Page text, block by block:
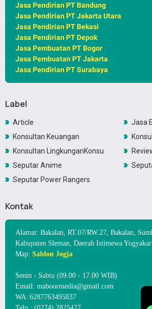
Jasa Pendirian PT Bandung
Jasa Pendirian PT Jakarta Utara
Jasa Pendirian PT Bekasi
Jasa Pendirian PT Depok
Jasa Pembuatan PT Bogor
Jasa Pembuatan PT Jakarta
Jasa Pendirian PT Surabaya
Label
Article
Jasa
Konsultan Keuangan
Konsultan LingkunganKonsultan
Seputar Anime
Seputar Power Rangers
Kontak
Alamat: Bakalan, RT.07/RW.27, Bakalan,
Kabupaten Sleman, Daerah Istimewa
Map: Sablon Jogja
Senin - Sabtu (09.00 - 17.00 WIB)
Email: maboormedia@gmail.com
WA :6287763495837